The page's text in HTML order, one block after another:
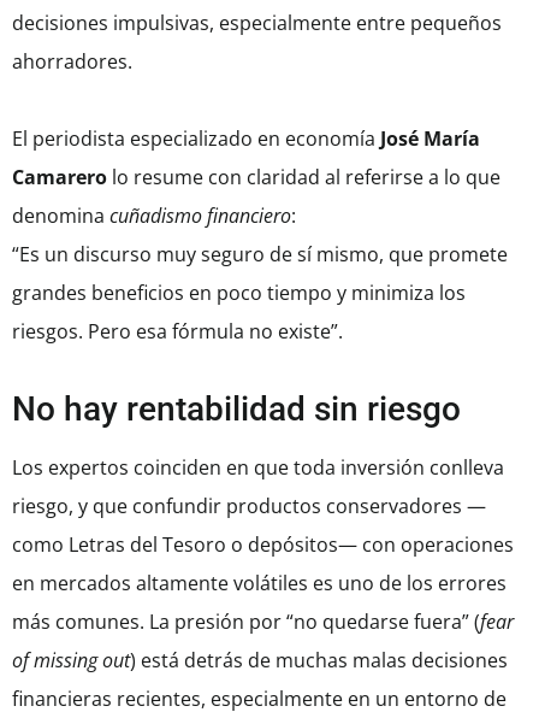
decisiones impulsivas, especialmente entre pequeños
ahorradores.
El periodista especializado en economía José María
Camarero lo resume con claridad al referirse a lo que
denomina cuñadismo financiero:
“Es un discurso muy seguro de sí mismo, que promete
grandes beneficios en poco tiempo y minimiza los
riesgos. Pero esa fórmula no existe”.
No hay rentabilidad sin riesgo
Los expertos coinciden en que toda inversión conlleva
riesgo, y que confundir productos conservadores —
como Letras del Tesoro o depósitos— con operaciones
en mercados altamente volátiles es uno de los errores
más comunes. La presión por “no quedarse fuera” (fear
of missing out) está detrás de muchas malas decisiones
financieras recientes, especialmente en un entorno de